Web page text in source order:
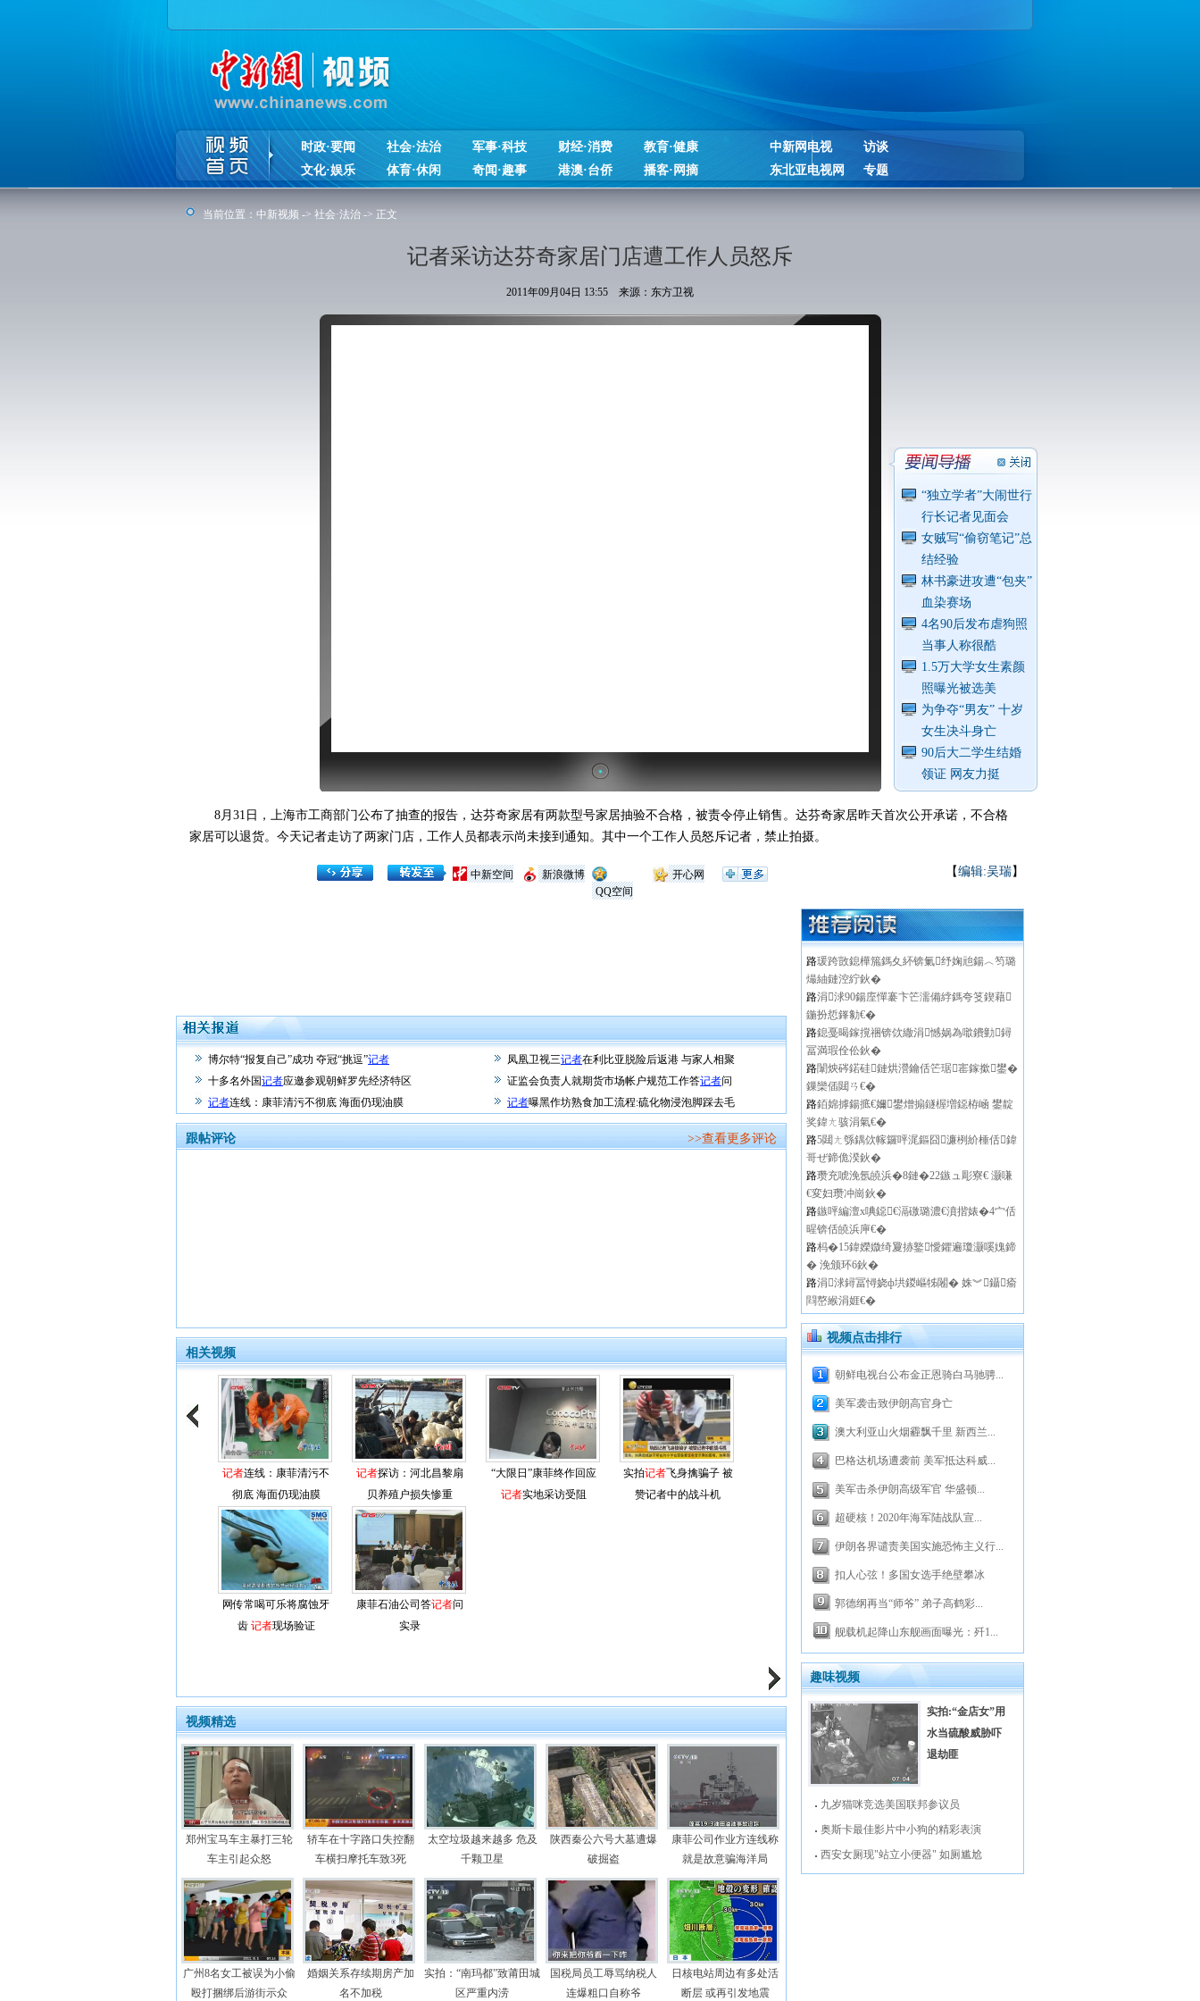
时政·要闻 社会·法治 军事·科技 财经·消费
教育·健康
文化·娱乐
体育·休闲 奇闻·趣事 港澳·台侨 播客·网摘
中新网电视
访谈
东北亚电视网
专题
当前位置： 中新视频 -> 社会·法治 -> 正文
记者采访达芬奇家居门店遭工作人员怒斥
2011年09月04日 13:55 来源：东方卫视
“独立学者”大闹世行
行长记者见面会
女贼写“偷窃笔记”总
结经验
林书豪进攻遭“包夹”
血染赛场
4名90后发布虐狗照
当事人称很酷
1.5万大学女生素颜
照曝光被选美
为争夺“男友” 十岁
女生决斗身亡
90后大二学生结婚
领证 网友力挺
8月31日，上海市工商部门公布了抽查的报告，达芬奇家居有两款型号家居抽验不合格，被责令停止销售。达芬奇家居昨天首次公开承诺，不合格
家居可以退货。今天记者走访了两家门店，工作人员都表示尚未接到通知。其中一个工作人员怒斥记者，禁止拍摄。
【编辑:吴瑞】
开心网
QQ空间
新浪微博
中新空间
博尔特“报复自己”成功 夺冠“挑逗”记者 凤凰卫视三记者在利比亚脱险后返港 与家人相聚
十多名外国记者应邀参观朝鲜罗先经济特区 证监会负责人就期货市场帐户规范工作答记者问
记者连线：康菲清污不彻底 海面仍现油膜 记者曝黑作坊熟食加工流程:硫化物浸泡脚踩去毛
跟帖评论 >>查看更多评论
相关视频
记者连线：康菲清污不
彻底 海面仍现油膜
记者探访：河北昌黎扇
贝养殖户损失惨重
“大限日”康菲终作回应
记者实地采访受阻
实拍记者飞身擒骗子 被
赞记者中的战斗机
网传常喝可乐将腐蚀牙
齿 记者现场验证
康菲石油公司答记者问
实录
视频精选
郑州宝马车主暴打三轮
车主引起众怒
轿车在十字路口失控翻
车横扫摩托车致3死
太空垃圾越来越多 危及
千颗卫星
陕西秦公六号大墓遭爆
破掘盗
康菲公司作业方连线称
就是故意骗海洋局
广州8名女工被误为小偷
殴打捆绑后游街示众
婚姻关系存续期房产加
名不加税
实拍：“南玛都”致莆田城
区严重内涝
国税局员工辱骂纳税人
连爆粗口自称爷
日核电站周边有多处活
断层 或再引发地震
路瑗跨敳鎴樺箷鎷夊紑锛氭纾婅兘鍚︿笉璐
熶紬鏈涳紵鈥�
路涓浗90鍚庢憚褰卞笀濡備綍鎷夸笅鍥藉
鍦扮悊鎽勨€�
路鎴戞暍鎵撹祵锛佽繖涓憾娲為噷鐨勭鐞
冨満瑕佺伀鈥�
路闈炴硶鍩硅鏈烘瀯鑰佸笀琚寚鎵撳鐢�
鏁欒偛閮ㄢ€�
路銆婂摢鍚掋€嬭鐢熷搧鐩楃増鐚栫崡 鐢靛
奖鍏ㄤ骇涓氣€�
路5閮ㄤ綔鍝佽幏鑼呯浘鏂囧濂栵紒棰佸鍏
哥ぜ鍗佹湀鈥�
路瓒充唬浼氬皢浜�8鏈�22鏃ュ彫寮€ 灏嗛
€変妇瓒冲崗鈥�
路鏃呯編澶х唺鐚€滆礉璐濃€濆揩婊�4宀佸
暒锛佸皢浜庘€�
路杩�15鍏嬫媺绮夐捇鐜懓鑺遍瓊灏嗘媿鍗
� 浼颁环6鈥�
路涓浗鐞冨憳娆ф垬鍐嶇牬闂� 姝︾鑷瘉
閰嶅緱涓娾€�
视频点击排行
朝鲜电视台公布金正恩骑白马驰骋...
美军袭击致伊朗高官身亡
澳大利亚山火烟霾飘千里 新西兰...
巴格达机场遭袭前 美军抵达科威...
美军击杀伊朗高级军官 华盛顿...
超硬核！2020年海军陆战队宣...
伊朗各界谴责美国实施恐怖主义行...
扣人心弦！多国女选手绝壁攀冰
郭德纲再当“师爷” 弟子高鹤彩...
舰载机起降山东舰画面曝光：歼1...
趣味视频
实拍:“金店女”用
水当硫酸威胁吓
退劫匪
九岁猫咪竞选美国联邦参议员
奥斯卡最佳影片中小狗的精彩表演
西安女厕现"站立小便器" 如厕尴尬